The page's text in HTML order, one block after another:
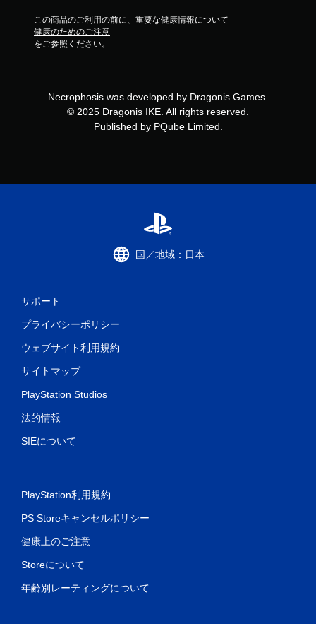
この商品のご利用の前に、重要な健康情報について
健康のためのご注意
をご参照ください。
Necrophosis was developed by Dragonis Games.
© 2025 Dragonis IKE. All rights reserved.
Published by PQube Limited.
国／地域：日本
サポート
プライバシーポリシー
ウェブサイト利用規約
サイトマップ
PlayStation Studios
法的情報
SIEについて
PlayStation利用規約
PS Storeキャンセルポリシー
健康上のご注意
Storeについて
年齢別レーティングについて